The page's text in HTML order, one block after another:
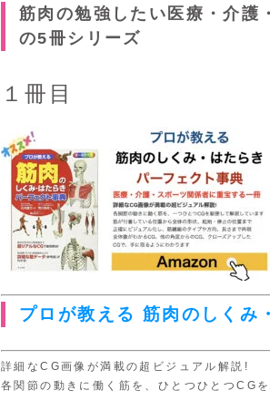
筋肉の勉強したい医療・介護
の5冊シリーズ
１冊目
プロが教える 筋肉のしくみ
詳細なCG画像が満載の超ビジュアル解説!
各関節の動きに働く筋を、ひとつひとつCGを